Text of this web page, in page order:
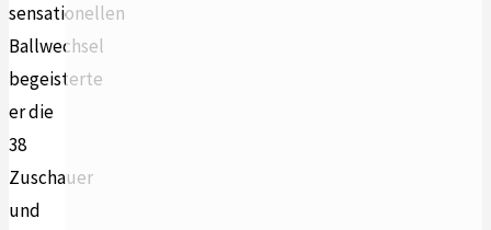
sensationellen
Ballwechsel
begeisterte
er die
38
Zuschauer
und